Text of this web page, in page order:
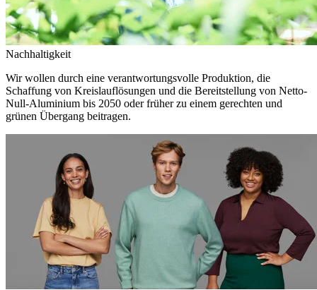
Nachhaltigkeit
Wir wollen durch eine verantwortungsvolle Produktion, die
Schaffung von Kreislauflösungen und die Bereitstellung von Netto-
Null-Aluminium bis 2050 oder früher zu einem gerechten und
grünen Übergang beitragen.